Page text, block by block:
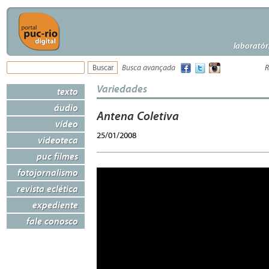
Busca avançada
texto
áudio
vídeo
videoteca
puc filmes
fotojornalismo
revista eclética
expediente
fale conosco
Variedades
Antena Coletiva
25/01/2008